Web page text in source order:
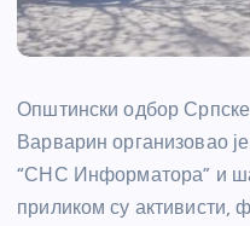
Општински одбор
Варварин организовао
“СНС Информатора” и
приликом су активисти,